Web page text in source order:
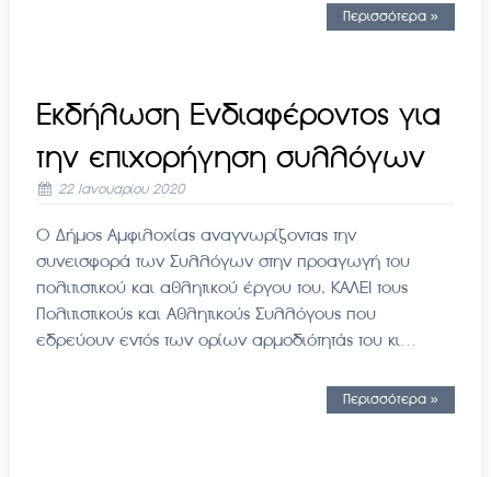
Περισσότερα »
Εκδήλωση Ενδιαφέροντος για
την επιχορήγηση συλλόγων
22 Ιανουαρίου 2020
Ο Δήμος Αμφιλοχίας αναγνωρίζοντας την
συνεισφορά των Συλλόγων στην προαγωγή του
πολιτιστικού και αθλητικού έργου του, ΚΑΛΕΙ τους
Πολιτιστικούς και Αθλητικούς Συλλόγους που
εδρεύουν εντός των ορίων αρμοδιότητάς του κι…
Περισσότερα »